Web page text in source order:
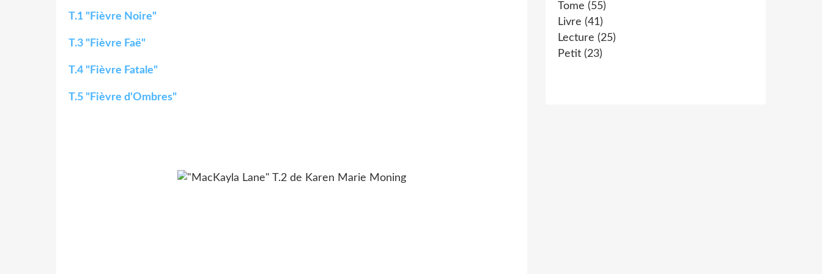
T.1 "Fièvre Noire"
T.3 "Fièvre Faë"
T.4 "Fièvre Fatale"
T.5 "Fièvre d'Ombres"
Tome (55)
Livre (41)
Lecture (25)
Petit (23)